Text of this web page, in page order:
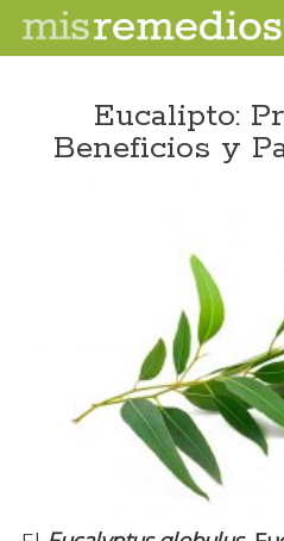
Eucalipto:
Beneficios y